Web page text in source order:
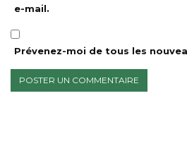
e-mail.
Prévenez-moi de tous les